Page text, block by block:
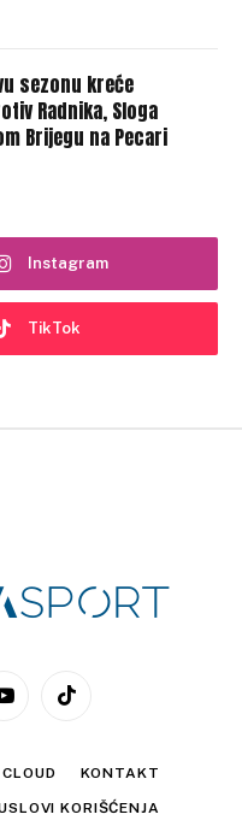
sezonu kreće
Radnika, Sloga
Brijegu na Pecari
Instagram
TikTok
YouTubeTikTok
KONTAKT
KORIŠĆENJA